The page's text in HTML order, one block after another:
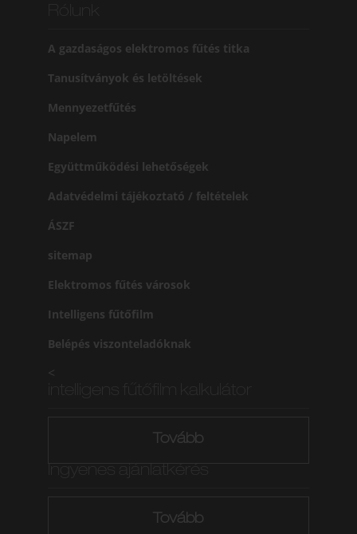
A gazdaságos elektromos fűtés titka
Tanusítványok és letöltések
Mennyezetfűtés
Napelem
Együttműködési lehetőségek
Adatvédelmi tájékoztató / feltételek
ÁSZF
sitemap
Elektromos fűtés városok
Intelligens fűtőfilm
Belépés viszonteladóknak
<
Tovább
Tovább